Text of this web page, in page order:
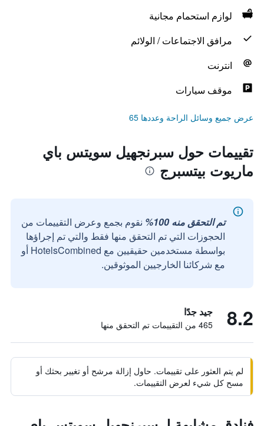
لوازم استحمام مجانية
مرافق الاجتماعات / الولائم
انترنت
موقف سيارات
عرض جميع وسائل الراحة وعددها 65
تقييمات حول سبرنجهيل سويتس باي
ماريوت بيتسبرج
تم التحقق منه 100%
نقوم بجمع وعرض التقييمات من
الحجوزات التي تم التحقق منها فقط والتي تم إجراؤها
بواسطة مستخدمين حقيقيين مع HotelsCombined أو
مع شركائنا الخارجيين الموثوقين.
8.2 جيد جدًا
465 من التقييمات تم التحقق منها
لم يتم العثور على تقييمات. حاول إزالة مرشح أو تغيير بحثك أو
مسح كل شيء لعرض التقييمات.